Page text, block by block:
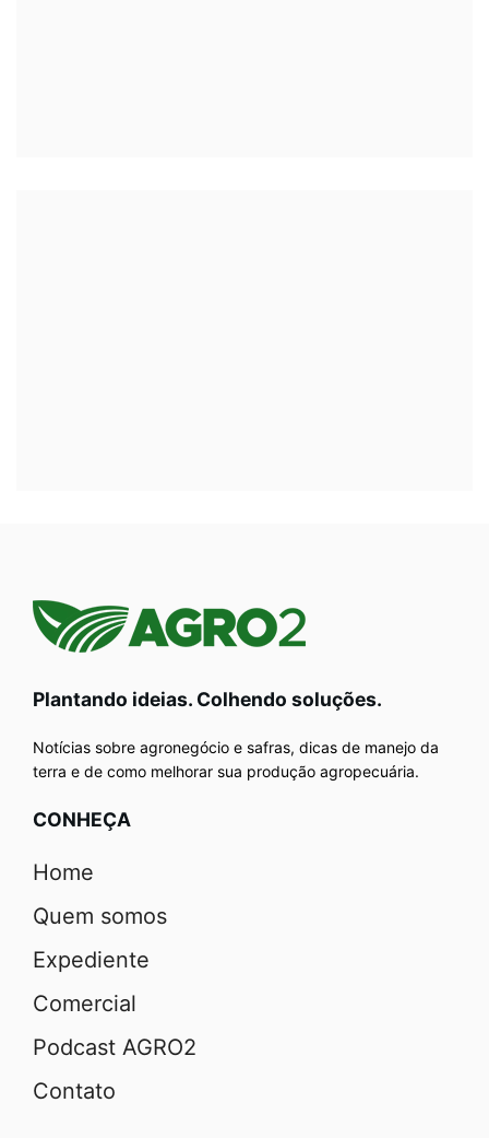
Plantando ideias. Colhendo soluções.
Notícias sobre agronegócio e safras, dicas de manejo da
terra e de como melhorar sua produção agropecuária.
CONHEÇA
Home
Quem somos
Expediente
Comercial
Podcast AGRO2
Contato